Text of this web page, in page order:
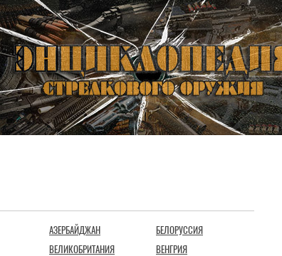
АЗЕРБАЙДЖАН
БЕЛОРУССИЯ
ВЕЛИКОБРИТАНИЯ
ВЕНГРИЯ